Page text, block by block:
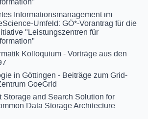
Informationsmanagement im
Umfeld: GÖ*-Vorantrag für die
"Leistungszentren für
Kolloquium - Vorträge aus den
in Göttingen - Beiträge zum Grid-
GoeGrid
Storage and Search Solution for
Data Storage Architecture